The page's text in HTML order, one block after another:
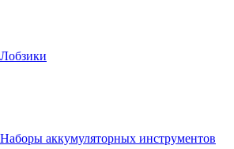
Лобзики
Наборы аккумуляторных инструментов